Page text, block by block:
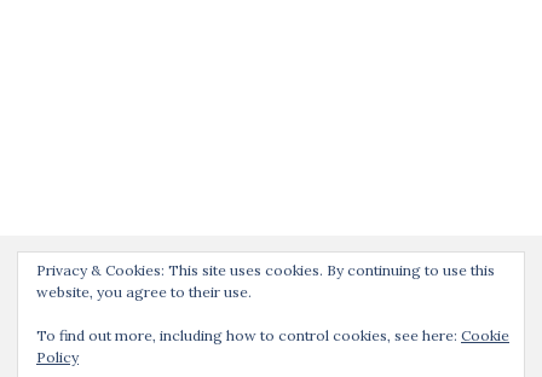
Privacy & Cookies: This site uses cookies. By continuing to use this
website, you agree to their use.
To find out more, including how to control cookies, see here: Cookie
Policy